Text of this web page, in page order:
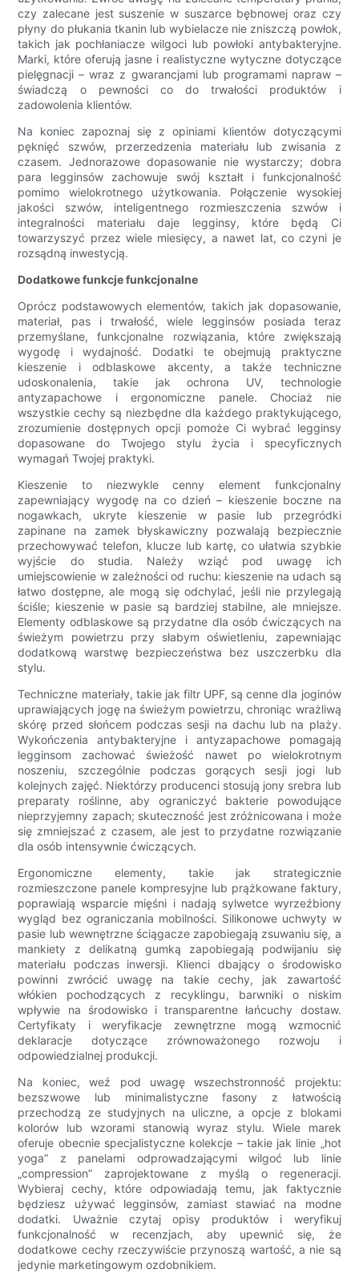
czy zalecane jest suszenie w suszarce bębnowej oraz czy
płyny do płukania tkanin lub wybielacze nie zniszczą powłok,
takich jak pochłaniacze wilgoci lub powłoki antybakteryjne.
Marki, które oferują jasne i realistyczne wytyczne dotyczące
pielęgnacji – wraz z gwarancjami lub programami napraw –
świadczą o pewności co do trwałości produktów i
zadowolenia klientów.
Na koniec zapoznaj się z opiniami klientów dotyczącymi
pęknięć szwów, przerzedzenia materiału lub zwisania z
czasem. Jednorazowe dopasowanie nie wystarczy; dobra
para legginsów zachowuje swój kształt i funkcjonalność
pomimo wielokrotnego użytkowania. Połączenie wysokiej
jakości szwów, inteligentnego rozmieszczenia szwów i
integralności materiału daje legginsy, które będą Ci
towarzyszyć przez wiele miesięcy, a nawet lat, co czyni je
rozsądną inwestycją.
Dodatkowe funkcje funkcjonalne
Oprócz podstawowych elementów, takich jak dopasowanie,
materiał, pas i trwałość, wiele legginsów posiada teraz
przemyślane, funkcjonalne rozwiązania, które zwiększają
wygodę i wydajność. Dodatki te obejmują praktyczne
kieszenie i odblaskowe akcenty, a także techniczne
udoskonalenia, takie jak ochrona UV, technologie
antyzapachowe i ergonomiczne panele. Chociaż nie
wszystkie cechy są niezbędne dla każdego praktykującego,
zrozumienie dostępnych opcji pomoże Ci wybrać legginsy
dopasowane do Twojego stylu życia i specyficznych
wymagań Twojej praktyki.
Kieszenie to niezwykle cenny element funkcjonalny
zapewniający wygodę na co dzień – kieszenie boczne na
nogawkach, ukryte kieszenie w pasie lub przegródki
zapinane na zamek błyskawiczny pozwalają bezpiecznie
przechowywać telefon, klucze lub kartę, co ułatwia szybkie
wyjście do studia. Należy wziąć pod uwagę ich
umiejscowienie w zależności od ruchu: kieszenie na udach są
łatwo dostępne, ale mogą się odchylać, jeśli nie przylegają
ściśle; kieszenie w pasie są bardziej stabilne, ale mniejsze.
Elementy odblaskowe są przydatne dla osób ćwiczących na
świeżym powietrzu przy słabym oświetleniu, zapewniając
dodatkową warstwę bezpieczeństwa bez uszczerbku dla
stylu.
Techniczne materiały, takie jak filtr UPF, są cenne dla joginów
uprawiających jogę na świeżym powietrzu, chroniąc wrażliwą
skórę przed słońcem podczas sesji na dachu lub na plaży.
Wykończenia antybakteryjne i antyzapachowe pomagają
legginsom zachować świeżość nawet po wielokrotnym
noszeniu, szczególnie podczas gorących sesji jogi lub
kolejnych zajęć. Niektórzy producenci stosują jony srebra lub
preparaty roślinne, aby ograniczyć bakterie powodujące
nieprzyjemny zapach; skuteczność jest zróżnicowana i może
się zmniejszać z czasem, ale jest to przydatne rozwiązanie
dla osób intensywnie ćwiczących.
Ergonomiczne elementy, takie jak strategicznie
rozmieszczone panele kompresyjne lub prążkowane faktury,
poprawiają wsparcie mięśni i nadają sylwetce wyrzeźbiony
wygląd bez ograniczania mobilności. Silikonowe uchwyty w
pasie lub wewnętrzne ściągacze zapobiegają zsuwaniu się, a
mankiety z delikatną gumką zapobiegają podwijaniu się
materiału podczas inwersji. Klienci dbający o środowisko
powinni zwrócić uwagę na takie cechy, jak zawartość
włókien pochodzących z recyklingu, barwniki o niskim
wpływie na środowisko i transparentne łańcuchy dostaw.
Certyfikaty i weryfikacje zewnętrzne mogą wzmocnić
deklaracje dotyczące zrównoważonego rozwoju i
odpowiedzialnej produkcji.
Na koniec, weź pod uwagę wszechstronność projektu:
bezszwowe lub minimalistyczne fasony z łatwością
przechodzą ze studyjnych na uliczne, a opcje z blokami
kolorów lub wzorami stanowią wyraz stylu. Wiele marek
oferuje obecnie specjalistyczne kolekcje – takie jak linie „hot
yoga” z panelami odprowadzającymi wilgoć lub linie
„compression” zaprojektowane z myślą o regeneracji.
Wybieraj cechy, które odpowiadają temu, jak faktycznie
będziesz używać legginsów, zamiast stawiać na modne
dodatki. Uważnie czytaj opisy produktów i weryfikuj
funkcjonalność w recenzjach, aby upewnić się, że
dodatkowe cechy rzeczywiście przynoszą wartość, a nie są
jedynie marketingowym ozdobnikiem.